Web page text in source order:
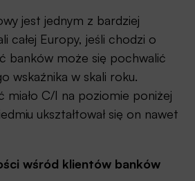
jest jednym z bardziej
całej Europy, jeśli chodzi o
banków może się pochwalić
wskaźnika w skali roku.
miało C/I na poziomie poniżej
ukształtował się on nawet
wśród klientów banków